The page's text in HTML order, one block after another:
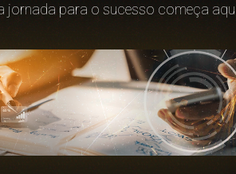
jornada para o sucesso começa